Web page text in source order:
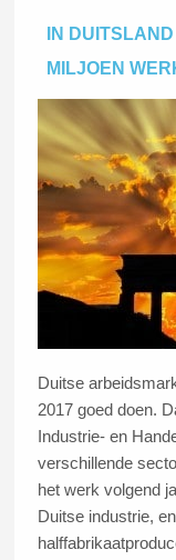
IN
MILJOEN
Duitse
2017 goed doen.
Industrie- en
verschillende
het werk volgend
Duitse industrie,